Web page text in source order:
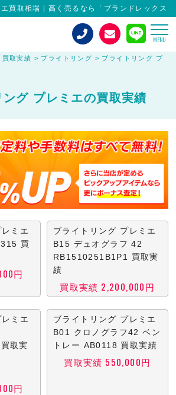
買取相場 | 高く売るなら「ブランドレックス」
MENU
買取実績 > ブライトリング > ブライトリング プ
ング プレミエの買取実績
ミエ
買
円
ブライトリング プレミエ
B15 デュオグラフ 42
RB1510251B1P1 買取実
績
買取実績 2,200,000円
ミエ
取実
円
ブライトリング プレミエ
B01 クロノグラフ42 ベン
トレー AB0118 買取実績
買取実績 550,000円